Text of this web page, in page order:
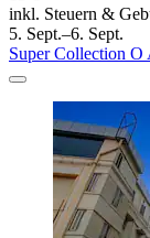
inkl. Steuern &
5. Sept.–6. Sept.
Super Collection O